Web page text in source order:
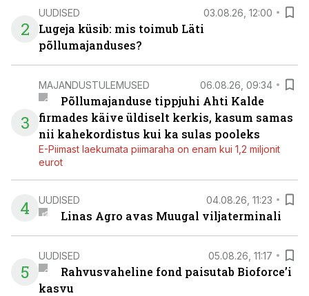
2
UUDISED 03.08.26, 12:00
Lugeja küsib: mis toimub Läti
põllumajanduses?
3
MAJANDUSTULEMUSED 06.08.26, 09:34
Põllumajanduse tippjuhi Ahti Kalde
firmades käive üldiselt kerkis, kasum samas
nii kahekordistus kui ka sulas pooleks
E-Piimast laekumata piimaraha on enam kui 1,2 miljonit
eurot
4 UUDISED 04.08.26, 11:23
Linas Agro avas Muugal viljaterminali
5
UUDISED 05.08.26, 11:17
Rahvusvaheline fond paisutab Bioforce’i
kasvu